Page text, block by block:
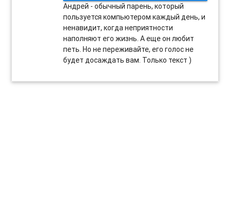
Андрей - обычный парень, который
пользуется компьютером каждый день, и
ненавидит, когда неприятности
наполняют его жизнь. А еще он любит
петь. Но не переживайте, его голос не
будет досаждать вам. Только текст )